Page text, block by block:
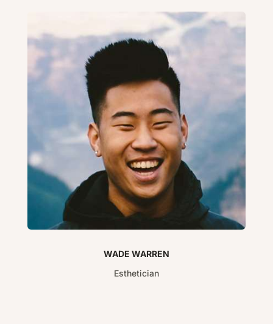
WADE WARREN
Esthetician